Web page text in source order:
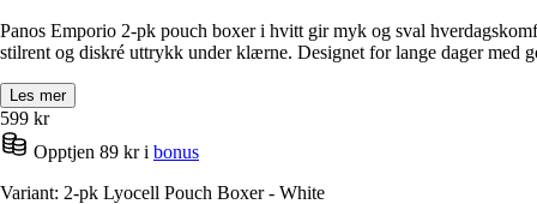
Panos Emporio 2-pk pouch boxer i hvitt gir myk og sval
stilrent og diskré uttrykk under klærne. Designet for lange dager med
Les mer
599 kr
Opptjen 89 kr i bonus
Variant: 2-pk Lyocell Pouch Boxer - White